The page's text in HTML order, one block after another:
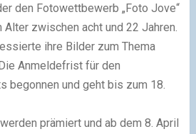
den Fotowettbewerb „Foto Jove“
zwischen acht und 22 Jahren.
ihre Bilder zum Thema
Anmeldefrist für den
begonnen und geht bis zum 18.
prämiert und ab dem 8. April